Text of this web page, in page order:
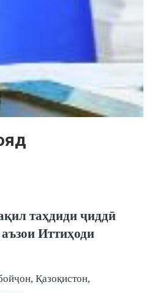
таҳдиди ҷиддӣ
Иттиҳоди
Қазоқистон,